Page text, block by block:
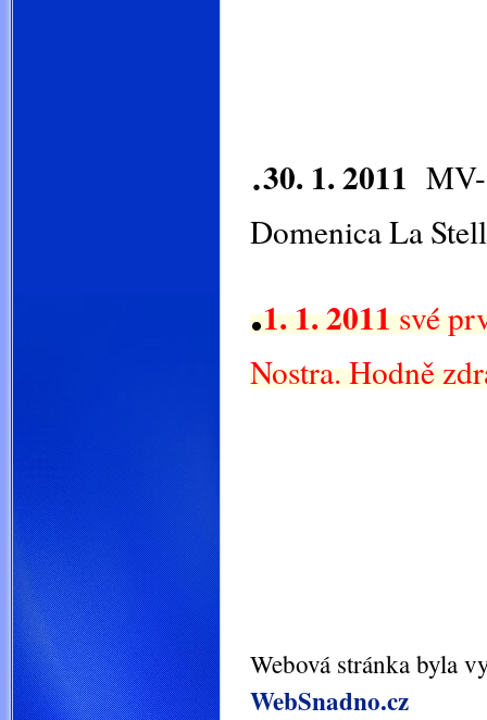
.30. 1. 2011
Domenica La
.1. 1. 2011své
Nostra. Hodně
Webová stránka byla
WebSnadno.cz